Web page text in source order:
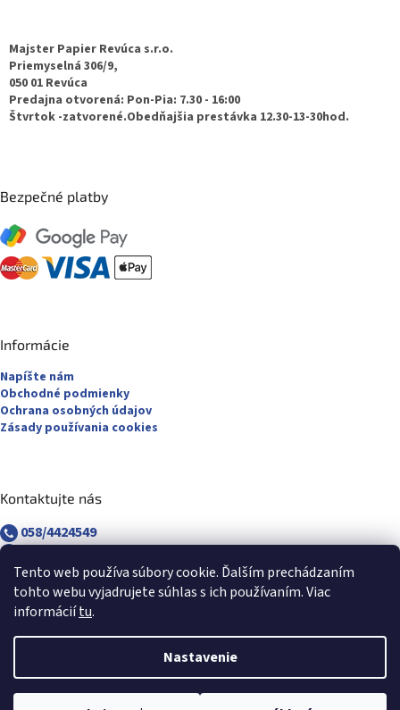
Tento web používa súbory cookie. Ďalším prechádzaním
tohto webu vyjadrujete súhlas s ich používaním. Viac
informáciítu.
Nastavenie
Majster Papier Revúca s.r.o.
Priemyselná 306/9,
050 01 Revúca
Predajna otvorená: Pon-Pia: 7.30 - 16:00
Štvrtok -zatvorené.Obedňajšia prestávka 12.30-13-30hod.
Bezpečné platby
Informácie
Napíšte nám
Obchodné podmienky
Ochrana osobných údajov
Zásady používania cookies
Kontaktujte nás
058/4424549
revuca@majsterpapier.sk
Vytvoril Shoptet